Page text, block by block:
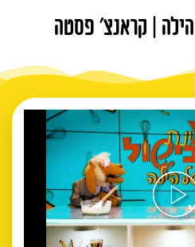
| קראנצ' פסטה